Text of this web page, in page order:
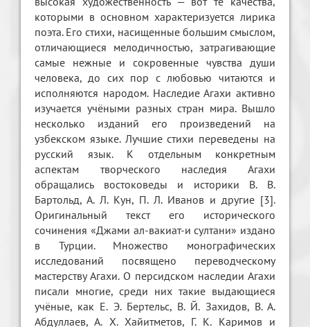
которыми в основном характеризуется лирика
поэта. Его стихи, насищенные большим смыслом,
отличающиеся мелодичностью, затрагивающие
самые нежные и сокровенные чувства души
человека, до сих пор с любовью читаются и
исполняются народом. Наследие Агахи активно
изучается учёными разных стран мира. Вышло
несколько изданий его произведений на
узбекском языке. Лучшие стихи переведены на
русский язык. К отдельным конкретным
аспектам творческого наследия Агахи
обращались востоковеды и историки В. В.
Бартольд, А. Л. Кун, П. Л. Иванов и другие [3].
Оригинальный текст его исторического
сочинения «Джами ал-вакиат-и султани» издано
в Турции. Множество монографических
исследований посвящено переводческому
мастерству Агахи. О персидском наследии Агахи
писали многие, среди них такие выдающиеся
учёные, как Е. Э. Бертельс, В. Й. Захидов, В. А.
Абдуллаев, А. Х. Хайитметов, Г. К. Каримов и